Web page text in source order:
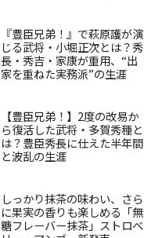
『豊臣兄弟！』で萩原護が演
じる武将・小堀正次とは？秀
長・秀吉・家康が重用、“出
家を重ねた実務派”の生涯
【豊臣兄弟！】2度の改易か
ら復活した武将・多賀秀種と
は？豊臣秀長に仕えた半年間
と波乱の生涯
しっかり抹茶の味わい、さら
に果実の香りも楽しめる「無
糖フレーバー抹茶」ストロベ